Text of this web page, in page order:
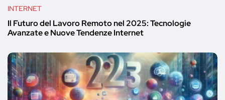
INTERNET
Il Futuro del Lavoro Remoto nel 2025: Tecnologie
Avanzate e Nuove Tendenze Internet